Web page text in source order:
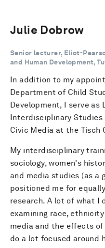
Julie Dobrow
Senior lecturer, Eliot-
and Human Development,
In addition to my
Department of Child
Development, I serve
Interdisciplinary Studies
Civic Media at the Tisch
My interdisciplinary
sociology, women's
and media studies (as a
positioned me for
research. A lot of what I
examining race,
media and the effects
do a lot focused around